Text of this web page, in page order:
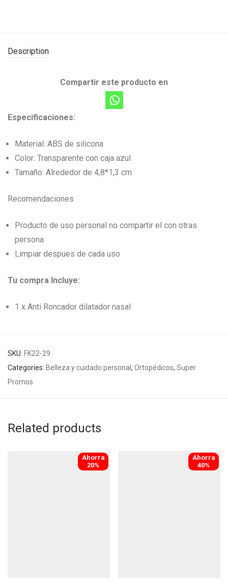
Description
Compartir este producto en
Especificaciones:
Material: ABS de silicona
Color: Transparente con caja azul
Tamaño: Alrededor de 4,8*1,3 cm
Recomendaciones
Producto de uso personal no compartir el con otras
persona
Limpiar despues de cada uso
Tu compra Incluye:
1 x Anti Roncador dilatador nasal
SKU: FK22-29
Categories: Belleza y cuidado personal, Ortopédicos, Super
Promos
Related products
-20%
Ahorra
20%
-40%
Ahorra
40%